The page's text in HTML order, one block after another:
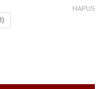
HAPUS
Foam